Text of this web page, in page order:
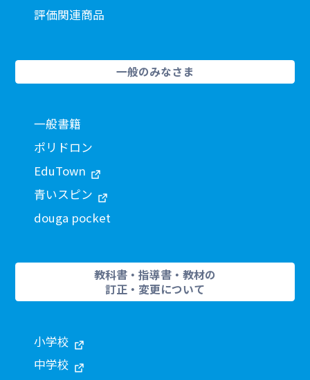
評価関連商品
一般のみなさま
一般書籍
ポリドロン
EduTown
青いスピン
douga pocket
教科書・指導書・教材の
訂正・変更について
小学校
中学校